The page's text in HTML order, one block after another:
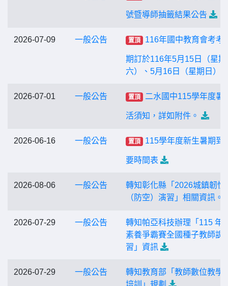
號暨導師抽籤結果公告
2026-07-09 一般公告 置頂 116年國中教育會考考
期訂於116年5月15日（星期
六）、5月16日（星期日）
2026-07-01 一般公告 置頂 二水國中115學年度暑
活須知，詳如附件。
2026-06-16 一般公告 置頂 115學年度新生暑期到
要時間表
2026-08-06 一般公告
轉知彰化縣「2026城鎮韌性
（防空）演習」相關資訊。
2026-07-29 一般公告
轉知帕亞科技辦理「115 年
素養爭霸賽全國種子教師課
習」資訊
2026-07-29 一般公告
轉知教育部「教師數位教學
培訓」規劃